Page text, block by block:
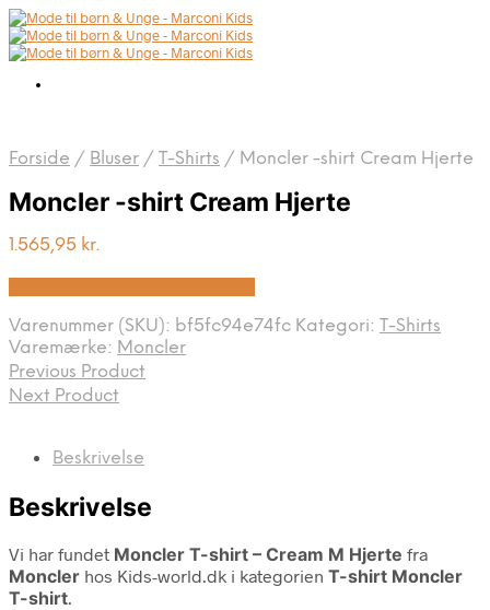
Forside / Bluser / T-Shirts / Moncler -shirt Cream Hjerte
Moncler -shirt Cream Hjerte
1.565,95 kr.
Varenummer (SKU): bf5fc94e74fc Kategori: T-Shirts
Varemærke: Moncler
Previous Product
Next Product
Beskrivelse
Beskrivelse
Vi har fundet Moncler T-shirt – Cream M Hjerte fra
Moncler hos Kids-world.dk i kategorien T-shirt Moncler
T-shirt.